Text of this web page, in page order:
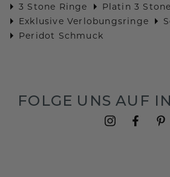
3 Stone Ringe
Platin 3
Exklusive Verlobungsringe
Peridot Schmuck
FOLGE UNS AUF